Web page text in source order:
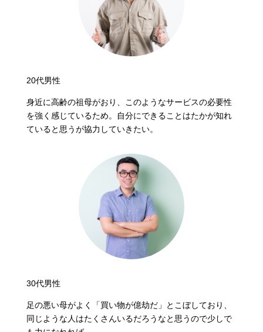
20代男性
身近に高齢の祖母がおり、このようなサービスの必要性
を強く感じているため。自分にできることはたかが知れ
ていると思うが協力していきたい。
30代男性
足の悪い母がよく「買い物が億劫だ」とこぼしており、
同じような人はたくさんいるだろうなと思うので少しで